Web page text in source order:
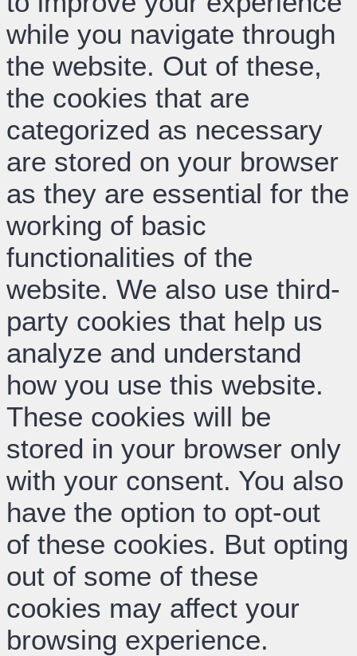
while you navigate through
the website. Out of these,
the cookies that are
categorized as necessary
are stored on your browser
as they are essential for the
working of basic
functionalities of the
website. We also use third-
party cookies that help us
analyze and understand
how you use this website.
These cookies will be
stored in your browser only
with your consent. You also
have the option to opt-out
of these cookies. But opting
out of some of these
cookies may affect your
browsing experience.